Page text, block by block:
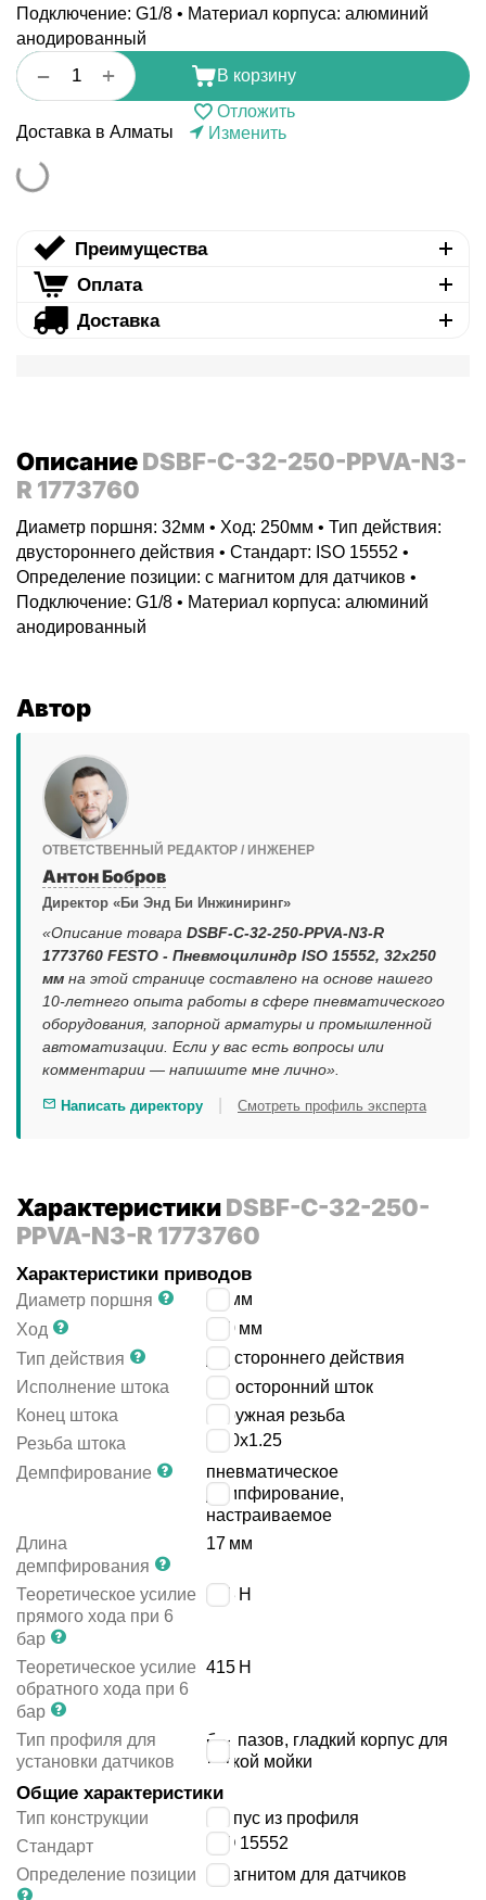
Подключение: G1/8 • Материал корпуса: алюминий
анодированный
+
−
В корзину
Отложить
Доставка в Алматы
Изменить
Преимущества
Оплата
Доставка
ОписаниеDSBF-C-32-250-PPVA-N3-
R 1773760
Диаметр поршня: 32мм • Ход: 250мм • Тип действия:
двустороннего действия • Стандарт: ISO 15552 •
Определение позиции: с магнитом для датчиков •
Подключение: G1/8 • Материал корпуса: алюминий
анодированный
Автор
ОТВЕТСТВЕННЫЙ РЕДАКТОР / ИНЖЕНЕР
Антон Бобров
Директор «Би Энд Би Инжиниринг»
«Описание товара DSBF-C-32-250-PPVA-N3-R
1773760 FESTO - Пневмоцилиндр ISO 15552, 32x250
мм на этой странице составлено на основе нашего
10-летнего опыта работы в сфере пневматического
оборудования, запорной арматуры и промышленной
автоматизации. Если у вас есть вопросы или
комментарии — напишите мне лично».
Написать директору Смотреть профиль эксперта
ХарактеристикиDSBF-C-32-250-
PPVA-N3-R 1773760
Характеристики приводов
Диаметр поршня
мм
Ход
250 мм
Тип действия
двустороннего действия
Исполнение штока
односторонний шток
Конец штока
наружная резьба
Резьба штока
M10x1.25
Демпфирование
пневматическое
демпфирование,
настраиваемое
Длина
демпфирования
17 мм
Теоретическое усилие
прямого хода при 6
бар
483 Н
Теоретическое усилие
обратного хода при 6
бар
415 Н
Тип профиля для
установки датчиков
без пазов, гладкий корпус для
лёгкой мойки
Общие характеристики
Тип конструкции
корпус из профиля
Стандарт
ISO 15552
Определение позиции
с магнитом для датчиков